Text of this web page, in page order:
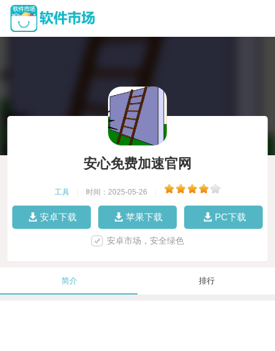
安心免费加速官网
工具 时间：2025-05-26
安卓下载 苹果下载 PC下载
安卓市场，安全绿色
简介 排行